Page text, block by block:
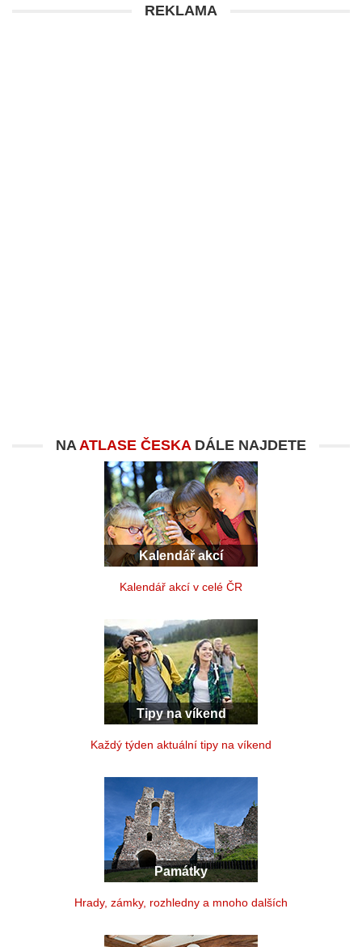
REKLAMA
NAATLASE ČESKADÁLE NAJDETE
Kalendář akcí
Kalendář akcí v celé ČR
Tipy na víkend
Každý týden aktuální tipy na víkend
Památky
Hrady, zámky, rozhledny a mnoho dalších